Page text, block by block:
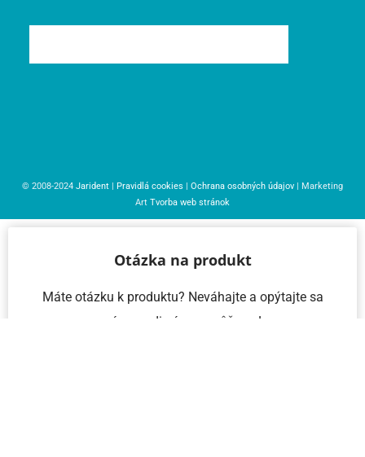
© 2008-2024 Jarident Pravidlá cookies Ochrana osobných údajov | Marketing
Art Tvorba web stránok
Otázka na produkt
Máte otázku k produktu? Neváhajte a opýtajte sa
nás – radi vám pomôžeme!